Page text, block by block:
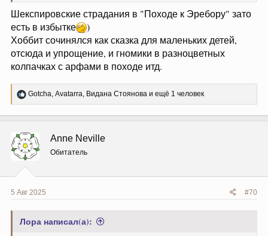
Шекспировские страдания в "Походе к Эребору" зато
есть в избытке
)
Хоббит сочинялся как сказка для маленьких детей,
отсюда и упрощение, и гномики в разноцветных
колпачках с арфами в походе итд.
Р
ц
и
и
:
Gotcha Avatarra Видана Стоянова и ещё 1 человек
Anne Neville
Обитатель
5 Авг 2025 #70
Лора написал(а):